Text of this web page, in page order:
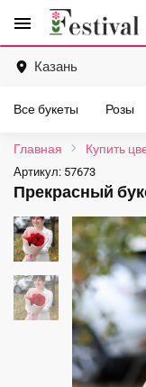
menu
Перейти
содержанию
Казань
Все букеты Розы
Главная Купить
Артикул: 57673
Прекрасный